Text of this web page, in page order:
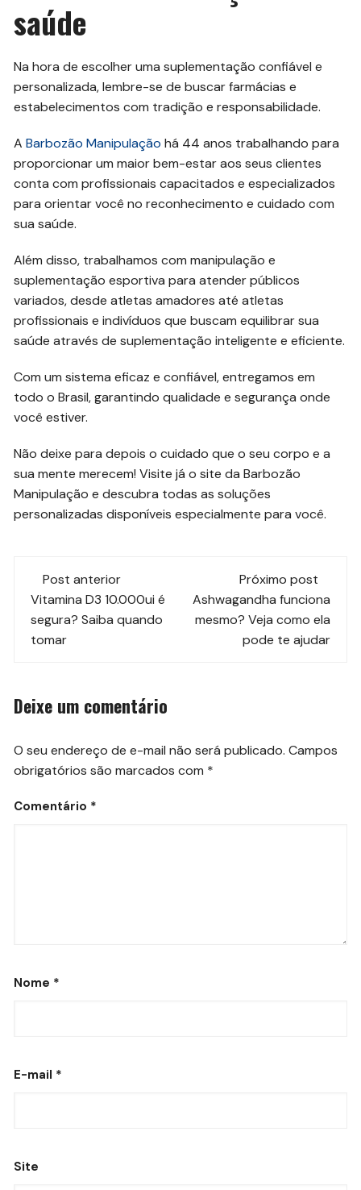
saúde
Na hora de escolher uma suplementação confiável e
personalizada, lembre-se de buscar farmácias e
estabelecimentos com tradição e responsabilidade.
ABarbozão Manipulação há 44 anos trabalhando para
proporcionar um maior bem-estar aos seus clientes
conta com profissionais capacitados e especializados
para orientar você no reconhecimento e cuidado com
sua saúde.
Além disso, trabalhamos com manipulação e
suplementação esportiva para atender públicos
variados, desde atletas amadores até atletas
profissionais e indivíduos que buscam equilibrar sua
saúde através de suplementação inteligente e eficiente.
Com um sistema eficaz e confiável, entregamos em
todo o Brasil, garantindo qualidade e segurança onde
você estiver.
Não deixe para depois o cuidado que o seu corpo e a
sua mente merecem! Visite já o site da Barbozão
Manipulação e descubra todas as soluções
personalizadas disponíveis especialmente para você.
Navegação
de
post
Post anterior
Vitamina D3 10.000ui é
segura? Saiba quando
tomar
Próximo post
Ashwagandha funciona
mesmo? Veja como ela
pode te ajudar
Deixe um comentário
O seu endereço de e-mail não será publicado. Campos
obrigatórios são marcados com *
Comentário *
Nome *
E-mail *
Site